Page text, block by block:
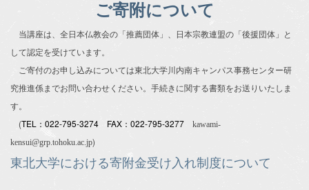
ご寄附について
当講座は、全日本仏教会の「推薦団体」、日本宗教連盟の「後援団体」と
して認定を受けています。
ご寄付のお申し込みについては東北大学川内南キャンパス事務センター研
究推進係までお問い合わせください。手続きに関する書類をお送りいたしま
す。
(TEL：022-795-3274 FAX：022-795-3277
kawami-
kensui@grp.tohoku.ac.jp)
東北大学における寄附金受け入れ制度について